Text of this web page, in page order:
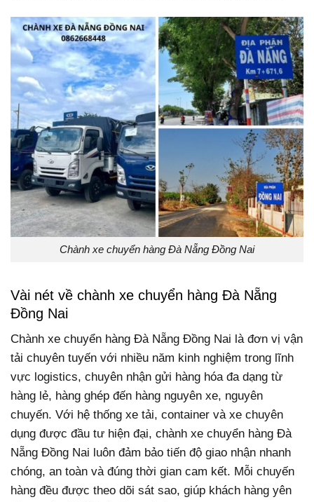
Chành xe chuyển hàng Đà Nẵng Đồng Nai
Vài nét về chành xe chuyển hàng Đà Nẵng
Đồng Nai
Chành xe chuyển hàng Đà Nẵng Đồng Nai là đơn vị vận
tải chuyên tuyến với nhiều năm kinh nghiệm trong lĩnh
vực logistics, chuyên nhận gửi hàng hóa đa dạng từ
hàng lẻ, hàng ghép đến hàng nguyên xe, nguyên
chuyến. Với hệ thống xe tải, container và xe chuyên
dụng được đầu tư hiện đại, chành xe chuyển hàng Đà
Nẵng Đồng Nai luôn đảm bảo tiến độ giao nhận nhanh
chóng, an toàn và đúng thời gian cam kết. Mỗi chuyến
hàng đều được theo dõi sát sao, giúp khách hàng yên